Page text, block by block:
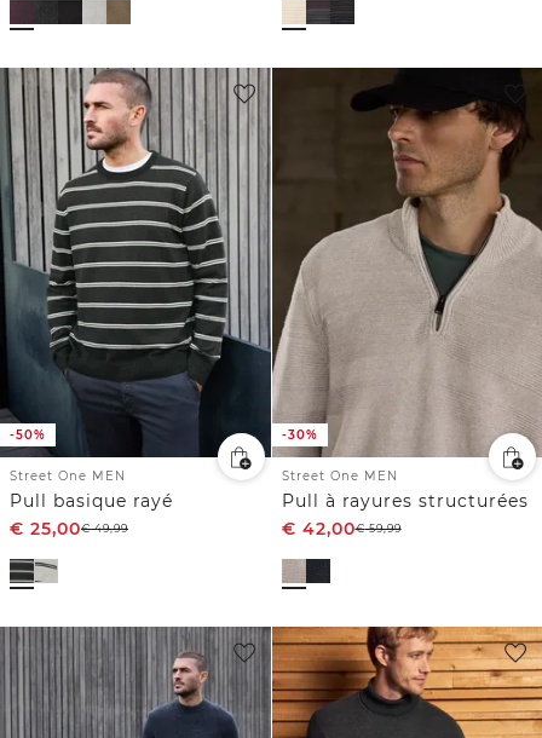
-50%
Street One MEN
Pull basique rayé
€ 25,00€49,99
-30%
Street One MEN
Pull à rayures structurées
€ 42,00€59,99